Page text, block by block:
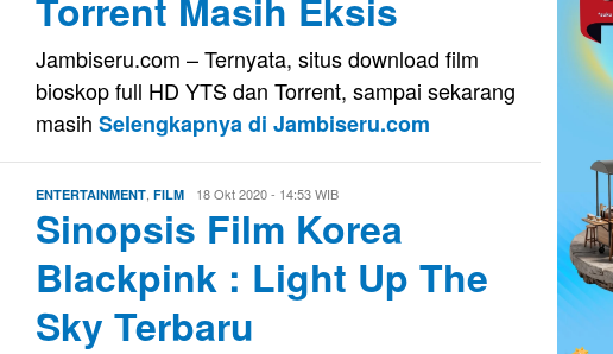
Jambiseru.com – Ternyata, situs download film
bioskop full HD YTS dan Torrent, sampai sekarang
masih Selengkapnya di Jambiseru.com
ENTERTAINMENT FILM Evo
Kusnady
18 Okt 2020 - 14:53 WIB
Sinopsis Film Korea
Blackpink : Light Up The
Sky Terbaru